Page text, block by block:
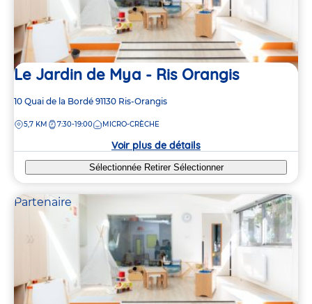
Le Jardin de Mya - Ris Orangis
Adresse
la
10 Quai de la Bordé 91130 Ris-Orangis
DISTANCE
5,7 KM 7:30-19:00 MICRO-CRÈCHE
Voir plus de détails
Sélectionnée Retirer Sélectionner
Partenaire